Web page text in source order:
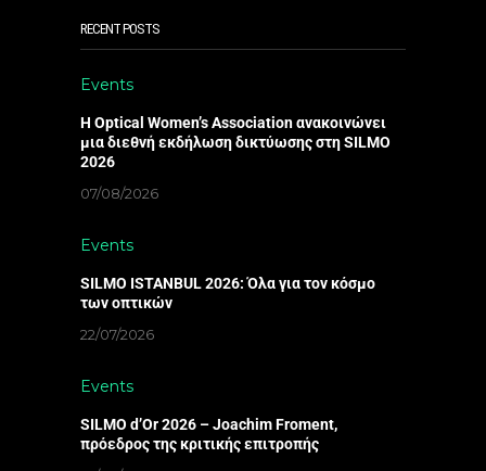
RECENT POSTS
Events
Η Optical Women’s Association ανακοινώνει
μια διεθνή εκδήλωση δικτύωσης στη SILMO
2026
07/08/2026
Events
SILMO ISTANBUL 2026: Όλα για τον κόσμο
των οπτικών
22/07/2026
Events
SILMO d’Or 2026 – Joachim Froment,
πρόεδρος της κριτικής επιτροπής